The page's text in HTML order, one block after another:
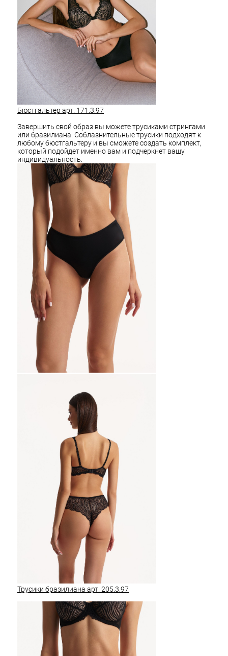
Бюстгальтер арт. 171.3.97
Завершить свой образ вы можете трусиками стрингами
или бразилиана. Соблазнительные трусики подходят к
любому бюстгальтеру и вы сможете создать комплект,
который подойдет именно вам и подчеркнет вашу
индивидуальность.
Трусики бразилиана арт. 205.3.97